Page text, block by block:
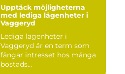
Upptäck möjligheterna
med lediga lägenheter i
Vaggeryd
Lediga lägenheter i
Vaggeryd är en term som
fångar intresset hos många
bostads...